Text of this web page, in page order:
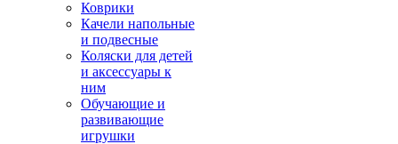
Коврики
Качели напольные
и подвесные
Коляски для детей
и аксессуары к
ним
Обучающие и
развивающие
игрушки